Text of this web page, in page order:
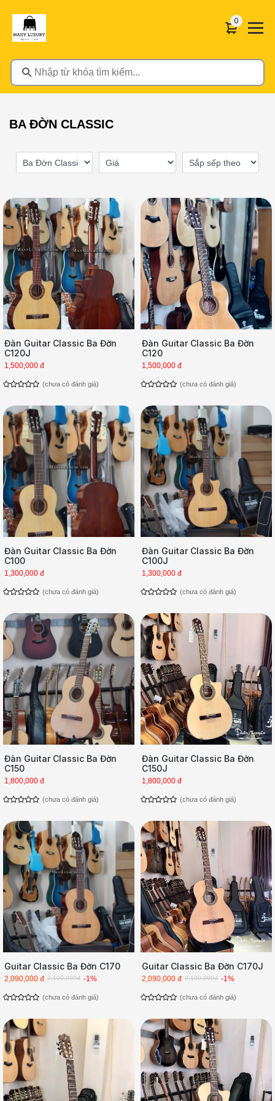
Nhập từ khóa tìm kiếm...
00 sản
BA ĐỜN CLASSIC
Đàn Guitar Classic Ba Đờn
C120J
1,500,000 đ
(chưa có đánh giá)
Đàn Guitar Classic Ba Đờn
C120
1,500,000 đ
(chưa có đánh giá)
Đàn Guitar Classic Ba Đờn
C100
1,300,000 đ
(chưa có đánh giá)
Đàn Guitar Classic Ba Đờn
C100J
1,300,000 đ
(chưa có đánh giá)
Đàn Guitar Classic Ba Đờn
C150
1,800,000 đ
(chưa có đánh giá)
Đàn Guitar Classic Ba Đờn
C150J
1,800,000 đ
(chưa có đánh giá)
Guitar Classic Ba Đờn C170
-1%
2,100,000đ
2,090,000 đ
(chưa có đánh giá)
Guitar Classic Ba Đờn C170J
-1%
2,100,000đ
2,090,000 đ
(chưa có đánh giá)